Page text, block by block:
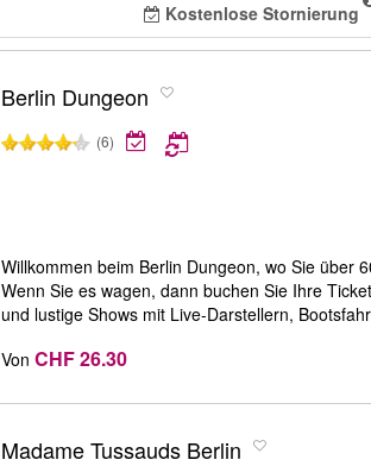
Kostenlose Stornierung
Berlin Dungeon
(6)
Willkommen beim Berlin Dungeon, wo Sie über
Wenn Sie es wagen, dann buchen Sie Ihre
und lustige Shows mit Live-Darstellern,
Von CHF 26.30
Madame Tussauds Berlin